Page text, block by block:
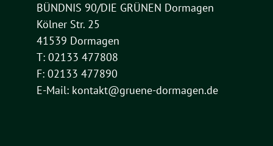
BÜNDNIS 90/DIE GRÜNEN Dormagen
Kölner Str. 25
41539 Dormagen
T: 02133 477808
F: 02133 477890
E-Mail: kontakt@gruene-dormagen.de